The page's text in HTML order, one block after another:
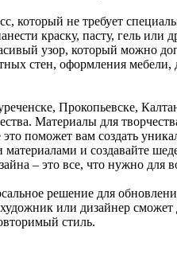
который не требует
краску, пасту, гель
узор, который можно
стен, оформления мебели,
Прокопьевске,
Материалы для
поможет вам создать
и создавайте
– это все, что нужно для
решение для
или дизайнер сможет
стиль.